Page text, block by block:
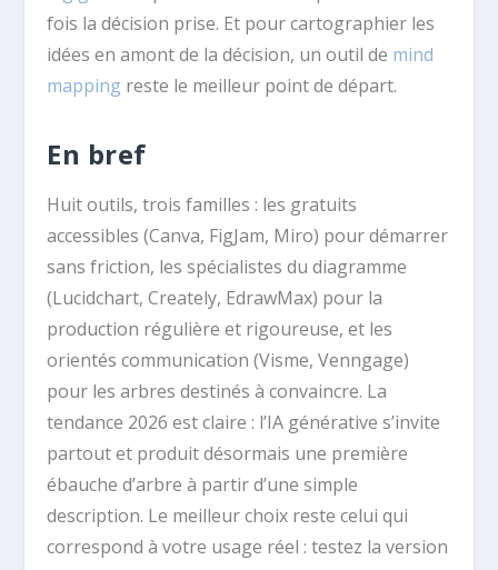
fois la décision prise. Et pour cartographier les
idées en amont de la décision, un outil de mind
mapping reste le meilleur point de départ.
En bref
Huit outils, trois familles : les gratuits
accessibles (Canva, FigJam, Miro) pour démarrer
sans friction, les spécialistes du diagramme
(Lucidchart, Creately, EdrawMax) pour la
production régulière et rigoureuse, et les
orientés communication (Visme, Venngage)
pour les arbres destinés à convaincre. La
tendance 2026 est claire : l’IA générative s’invite
partout et produit désormais une première
ébauche d’arbre à partir d’une simple
description. Le meilleur choix reste celui qui
correspond à votre usage réel : testez la version